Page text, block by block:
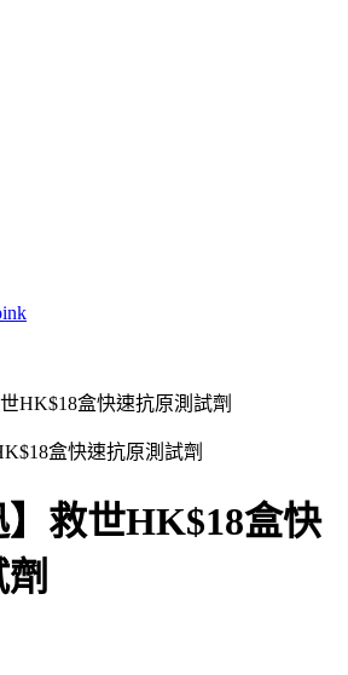
HK$18盒快速抗原測試劑
】救世HK$18盒快